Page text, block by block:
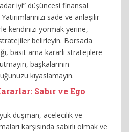
iyi” düşüncesi finansal
sade ve anlaşılır
kendinizi yormak yerine,
belirleyin. Borsada
basit ama kararlı stratejilere
başkalarının
kıyaslamayın.
Sabır ve Ego
düşman, acelecilik ve
karşısında sabırlı olmak ve